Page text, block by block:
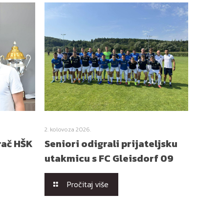
HŠK
2. kolovoza 2026.
Seniori odigrali prijateljsku
utakmicu s FC Gleisdorf 09
Pročitaj više